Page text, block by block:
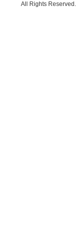
All Rights Reserved.